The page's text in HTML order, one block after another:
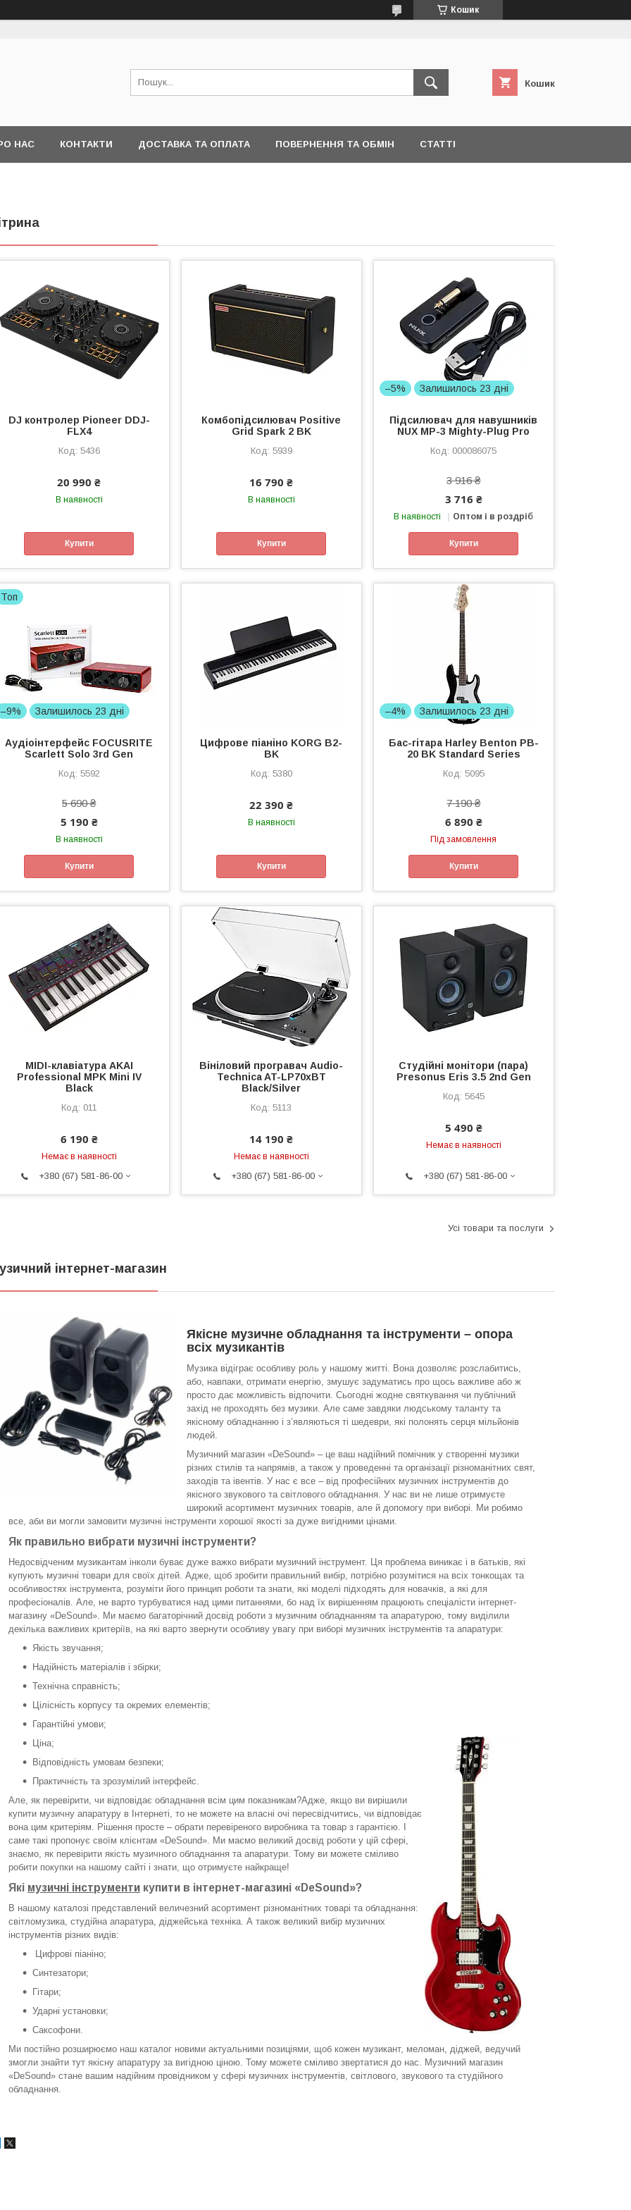
Кошик
Кошик
НАС КОНТАКТИ ДОСТАВКА ТА ОПЛАТА ПОВЕРНЕННЯ ТА ОБМІН СТАТТІ
DJ контролер Pioneer DDJ-
FLX4
5436
20 990 ₴
В наявності
Купити
Комбопідсилювач Positive
Grid Spark 2 BK
5939
16 790 ₴
В наявності
Купити
–5% Залишилось 23 дні
Підсилювач для навушників
NUX MP-3 Mighty-Plug Pro
000086075
3 916 ₴
3 716 ₴
В наявності Оптом і в роздріб
Купити
Топ
–9% Залишилось 23 дні
Аудіоінтерфейс FOCUSRITE
Scarlett Solo 3rd Gen
5592
5 690 ₴
5 190 ₴
В наявності
Купити
Цифрове піаніно KORG B2-
BK
5380
22 390 ₴
В наявності
Купити
–4% Залишилось 23 дні
Бас-гітара Harley Benton PB-
20 BK Standard Series
5095
7 190 ₴
6 890 ₴
Під замовлення
Купити
MIDI-клавіатура AKAI
Professional MPK Mini IV
Black
011
6 190 ₴
Немає в наявності
+380 (67) 581-86-00
Вініловий програвач Audio-
Technica AT-LP70xBT
Black/Silver
5113
14 190 ₴
Немає в наявності
+380 (67) 581-86-00
Студійні монітори (пара)
Presonus Eris 3.5 2nd Gen
5645
5 490 ₴
Немає в наявності
+380 (67) 581-86-00
Усі товари та послуги
інтернет-магазин
Якісне музичне обладнання та інструменти – опора
всіх музикантів
Музика відіграє особливу роль у нашому житті. Вона дозволяє розслабитись,
або, навпаки, отримати енергію, змушує задуматись про щось важливе або ж
просто дає можливість відпочити. Сьогодні жодне святкування чи публічний
захід не проходять без музики. Але саме завдяки людському таланту та
якісному обладнанню і з’являються ті шедеври, які полонять серця мільйонів
людей.
Музичний магазин «DeSound» – це ваш надійний помічник у створенні музики
різних стилів та напрямів, а також у проведенні та організації різноманітних свят,
заходів та івентів. У нас є все – від професійних музичних інструментів до
якісного звукового та світлового обладнання. У нас ви не лише отримуєте
широкий асортимент музичних товарів, але й допомогу при виборі. Ми робимо
все, аби ви могли замовити музичні інструменти хорошої якості за дуже вигідними цінами.
Як правильно вибрати музичні інструменти?
Недосвідченим музикантам інколи буває дуже важко вибрати музичний інструмент. Ця проблема виникає і в батьків, які
купують музичні товари для своїх дітей. Адже, щоб зробити правильний вибір, потрібно розумітися на всіх тонкощах та
особливостях інструмента, розуміти його принцип роботи та знати, які моделі підходять для новачків, а які для
професіоналів. Але, не варто турбуватися над цими питаннями, бо над їх вирішенням працюють спеціалісти інтернет-
магазину «DeSound». Ми маємо багаторічний досвід роботи з музичним обладнанням та апаратурою, тому виділили
декілька важливих критеріїв, на які варто звернути особливу увагу при виборі музичних інструментів та апаратури:
Якість звучання;
Надійність матеріалів і збірки;
Технічна справність;
Цілісність корпусу та окремих елементів;
Гарантійні умови;
Ціна;
Відповідність умовам безпеки;
Практичність та зрозумілий інтерфейс.
Але, як перевірити, чи відповідає обладнання всім цим показникам?Адже, якщо ви вирішили
купити музичну апаратуру в Інтернеті, то не можете на власні очі пересвідчитись, чи відповідає
вона цим критеріям. Рішення просте – обрати перевіреного виробника та товар з гарантією. І
саме такі пропонує своїм клієнтам «DeSound». Ми маємо великий досвід роботи у цій сфері,
знаємо, як перевірити якість музичного обладнання та апаратури. Тому ви можете сміливо
робити покупки на нашому сайті і знати, що отримуєте найкраще!
Які музичні інструменти купити в інтернет-магазині «DeSound»?
В нашому каталозі представлений величезний асортимент різноманітних товарі та обладнання:
світломузика, студійна апаратура, діджейська техніка. А також великий вибір музичних
інструментів різних видів:
Цифрові піаніно;
Синтезатори;
Гітари;
Ударні установки;
Саксофони.
Ми постійно розширюємо наш каталог новими актуальними позиціями, щоб кожен музикант, меломан, діджей, ведучий
змогли знайти тут якісну апаратуру за вигідною ціною. Тому можете сміливо звертатися до нас. Музичний магазин
«DeSound» стане вашим надійним провідником у сфері музичних інструментів, світлового, звукового та студійного
обладнання.